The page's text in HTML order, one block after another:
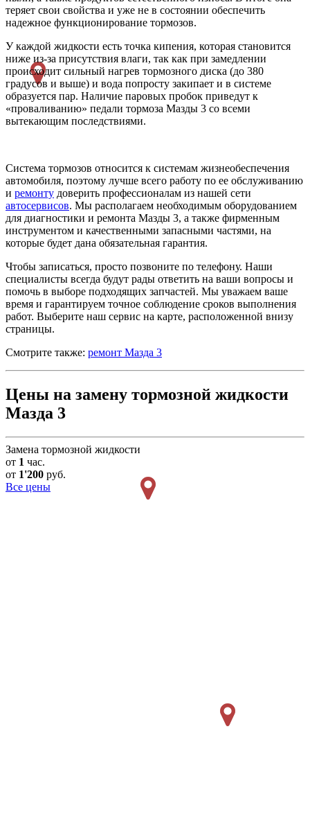
теряет свои свойства и уже не в состоянии обеспечить
надежное функционирование тормозов.
У каждой жидкости есть точка кипения, которая становится
ниже из-за присутствия влаги, так как при замедлении
происходит сильный нагрев тормозного диска (до 380
градусов и выше) и вода попросту закипает и в системе
образуется пар. Наличие паровых пробок приведут к
«проваливанию» педали тормоза Мазды 3 со всеми
вытекающим последствиями.
Система тормозов относится к системам жизнеобеспечения
автомобиля, поэтому лучше всего работу по ее обслуживанию
и ремонту доверить профессионалам из нашей сети
автосервисов. Мы располагаем необходимым оборудованием
для диагностики и ремонта Мазды 3, а также фирменным
инструментом и качественными запасными частями, на
которые будет дана обязательная гарантия.
Чтобы записаться, просто позвоните по телефону. Наши
специалисты всегда будут рады ответить на ваши вопросы и
помочь в выборе подходящих запчастей. Мы уважаем ваше
время и гарантируем точное соблюдение сроков выполнения
работ. Выберите наш сервис на карте, расположенной внизу
страницы.
Смотрите также: ремонт Мазда 3
Цены на замену тормозной жидкости
Мазда 3
Замена тормозной жидкости
от 1 час.
от 1'200 руб.
Все цены